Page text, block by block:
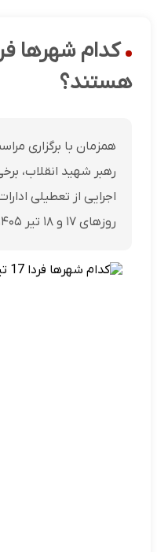
هستند؟
همزمان با برگزاری
رهبر شهید انقلاب،
اجرایی از تعطیلی
روزهای ۱۷ و ۱۸ تیر ۱۴۰۵ خبر داده‌اند